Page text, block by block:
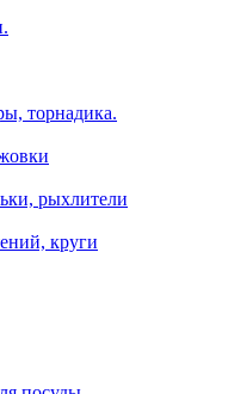
торнадика.
рыхлители
круги